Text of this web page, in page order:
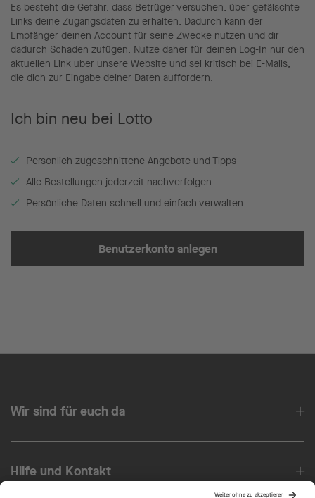
Es besteht die Gefahr, dass Betrüger versuchen, über gefälschte
Links deine Zugangsdaten zu erhalten. Dadurch kann der
Empfänger deinen Account für seine Zwecke nutzen und dir
dadurch Schaden zufügen. Nutze daher für deinen Log-In nur den
aktuellen Link über unsere Website und sei kritisch bei E-Mails,
die dich zur Eingabe deiner Daten auffordern.
Ich bin neu bei Lotto
Persönlich zugeschnittene Angebote und Tipps
Alle Bestellungen jederzeit nachverfolgen
Persönliche Daten schnell und einfach verwalten
Benutzerkonto anlegen
Wir sind für euch da
Hilfe und Kontakt